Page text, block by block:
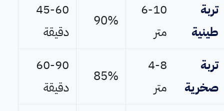
تربة
طينية
6-10
متر
90%
45-60
دقيقة
تربة
صخرية
4-8
متر
85%
60-90
دقيقة